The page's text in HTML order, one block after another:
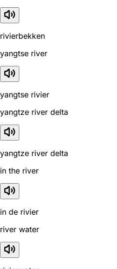
rivierbekken
yangtse river
yangtse rivier
yangtze river delta
yangtze river delta
in the river
in de rivier
river water